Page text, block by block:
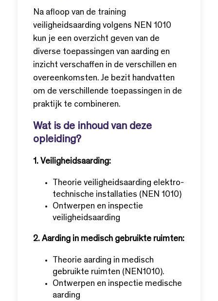
Na afloop van de training
veiligheidsaarding volgens NEN 1010
kun je een overzicht geven van de
diverse toepassingen van aarding en
inzicht verschaffen in de verschillen en
overeenkomsten. Je bezit handvatten
om de verschillende toepassingen in de
praktijk te combineren.
Wat is de inhoud van deze
opleiding?
1. Veiligheidsaarding:
Theorie veiligheidsaarding elektro­
technische installaties (NEN 1010)
Ontwerpen en inspectie
veiligheidsaarding
2. Aarding in medisch gebruikte ruimten:
Theorie aarding in medisch
gebruikte ruimten (NEN1010).
Ontwerpen en inspectie medische
aarding